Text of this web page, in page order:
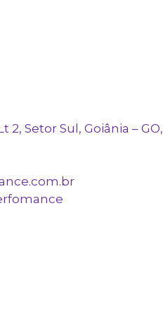
2, Setor Sul, Goiânia – GO,